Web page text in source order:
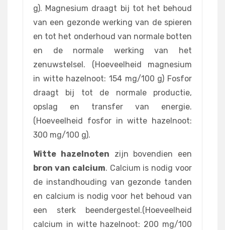
g). Magnesium draagt bij tot het behoud
van een gezonde werking van de spieren
en tot het onderhoud van normale botten
en de normale werking van het
zenuwstelsel. (Hoeveelheid magnesium
in witte hazelnoot: 154 mg/100 g) Fosfor
draagt bij tot de normale productie,
opslag en transfer van energie.
(Hoeveelheid fosfor in witte hazelnoot:
300 mg/100 g).
Witte hazelnoten zijn bovendien een
bron van calcium. Calcium is nodig voor
de instandhouding van gezonde tanden
en calcium is nodig voor het behoud van
een sterk beendergestel.(Hoeveelheid
calcium in witte hazelnoot: 200 mg/100